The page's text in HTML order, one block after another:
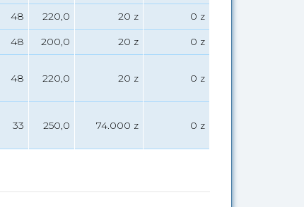
48 220,0 20 z
0 z
48 200,0 20 z 0 z
48 220,0 20 z 0 z
33 250,0 74.000 z 0 z